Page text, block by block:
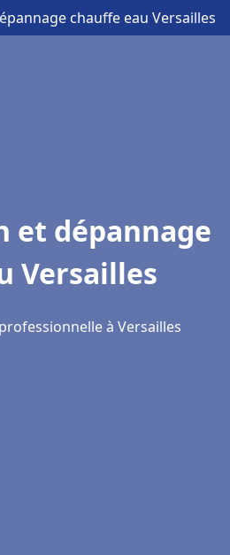
chauffe eau Versailles
et dépannage
Versailles
à Versailles